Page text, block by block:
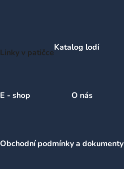
Linky v patičceKatalog lodí
E - shop O nás
Obchodní podmínky a dokumenty